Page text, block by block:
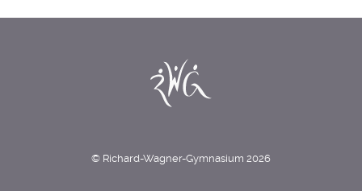
© Richard-Wagner-Gymnasium 2026